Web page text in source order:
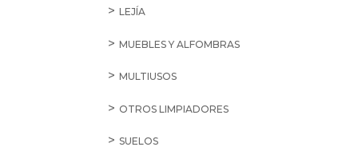
LEJÍA
MUEBLES Y ALFOMBRAS
MULTIUSOS
OTROS LIMPIADORES
SUELOS